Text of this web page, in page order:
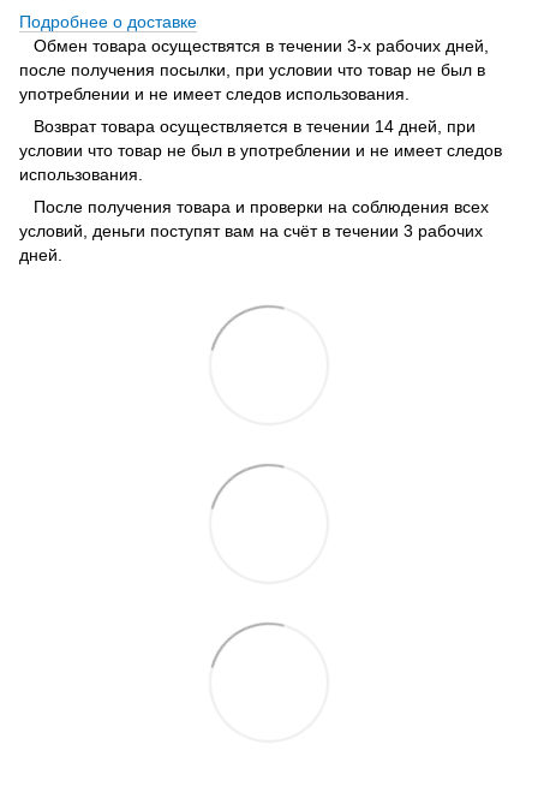
Подробнее о доставке
Обмен товара осуществятся в течении 3-х рабочих дней,
после получения посылки, при условии что товар не был в
употреблении и не имеет следов использования.
Возврат товара осуществляется в течении 14 дней, при
условии что товар не был в употреблении и не имеет следов
использования.
После получения товара и проверки на соблюдения всех
условий, деньги поступят вам на счёт в течении 3 рабочих
дней.